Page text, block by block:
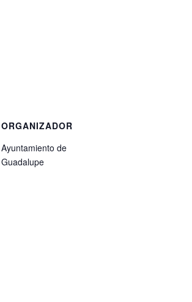
ORGANIZADOR
Ayuntamiento de
Guadalupe